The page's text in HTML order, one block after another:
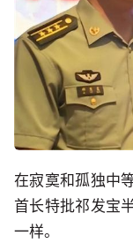
在寂寞和孤独中
首长特批祁发宝
一样。